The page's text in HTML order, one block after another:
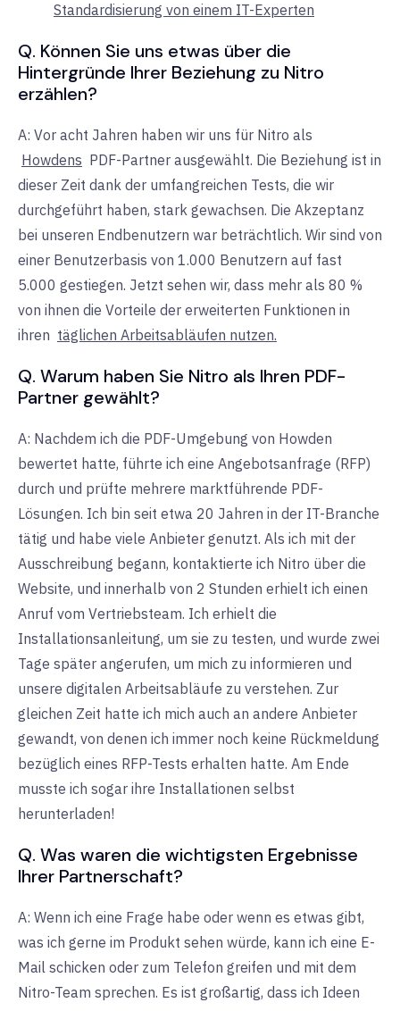
Standardisierung von einem IT-Experten
Q. Können Sie uns etwas über die
Hintergründe Ihrer Beziehung zu Nitro
erzählen?
A: Vor acht Jahren haben wir uns für Nitro als
Howdens PDF-Partner ausgewählt. Die Beziehung ist in
dieser Zeit dank der umfangreichen Tests, die wir
durchgeführt haben, stark gewachsen. Die Akzeptanz
bei unseren Endbenutzern war beträchtlich. Wir sind von
einer Benutzerbasis von 1.000 Benutzern auf fast
5.000 gestiegen. Jetzt sehen wir, dass mehr als 80 %
von ihnen die Vorteile der erweiterten Funktionen in
ihren täglichen Arbeitsabläufen nutzen.
Q. Warum haben Sie Nitro als Ihren PDF-
Partner gewählt?
A: Nachdem ich die PDF-Umgebung von Howden
bewertet hatte, führte ich eine Angebotsanfrage (RFP)
durch und prüfte mehrere marktführende PDF-
Lösungen. Ich bin seit etwa 20 Jahren in der IT-Branche
tätig und habe viele Anbieter genutzt. Als ich mit der
Ausschreibung begann, kontaktierte ich Nitro über die
Website, und innerhalb von 2 Stunden erhielt ich einen
Anruf vom Vertriebsteam. Ich erhielt die
Installationsanleitung, um sie zu testen, und wurde zwei
Tage später angerufen, um mich zu informieren und
unsere digitalen Arbeitsabläufe zu verstehen. Zur
gleichen Zeit hatte ich mich auch an andere Anbieter
gewandt, von denen ich immer noch keine Rückmeldung
bezüglich eines RFP-Tests erhalten hatte. Am Ende
musste ich sogar ihre Installationen selbst
herunterladen!
Q. Was waren die wichtigsten Ergebnisse
Ihrer Partnerschaft?
A: Wenn ich eine Frage habe oder wenn es etwas gibt,
was ich gerne im Produkt sehen würde, kann ich eine E-
Mail schicken oder zum Telefon greifen und mit dem
Nitro-Team sprechen. Es ist großartig, dass ich Ideen